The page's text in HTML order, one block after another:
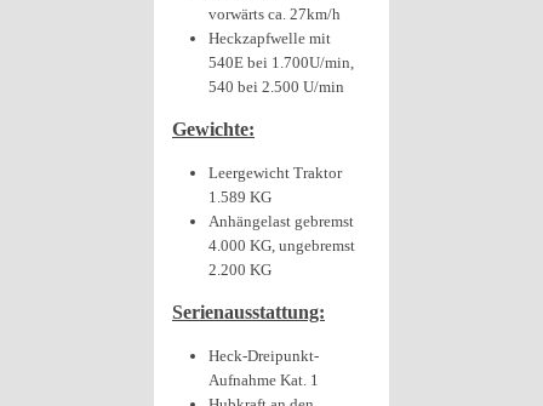
vorwärts ca. 27km/h
Heckzapfwelle mit
540E bei 1.700U/min,
540 bei 2.500 U/min
Gewichte:
Leergewicht Traktor
1.589 KG
Anhängelast gebremst
4.000 KG, ungebremst
2.200 KG
Serienausstattung:
Heck-Dreipunkt-
Aufnahme Kat. 1